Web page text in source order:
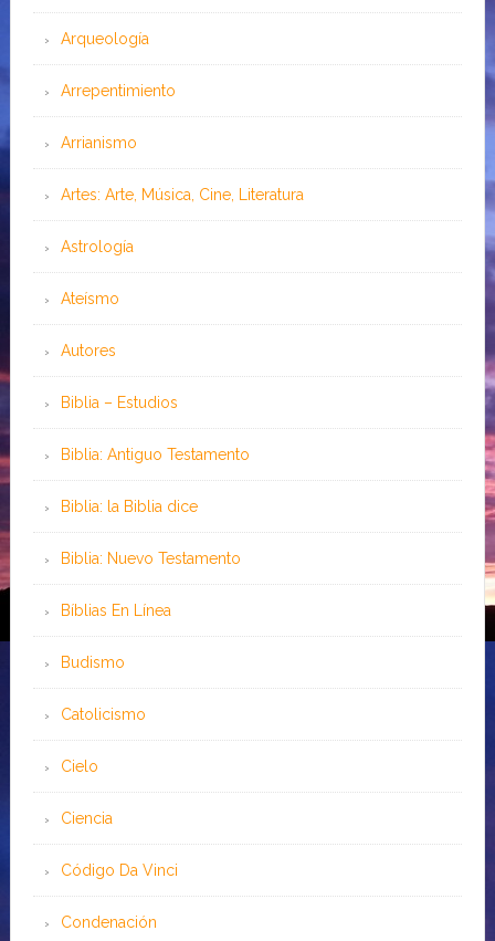
Arqueología
Arrepentimiento
Arrianismo
Artes: Arte, Música, Cine, Literatura
Astrología
Ateísmo
Autores
Biblia – Estudios
Biblia: Antiguo Testamento
Biblia: la Biblia dice
Biblia: Nuevo Testamento
Bíblias En Línea
Budismo
Catolicismo
Cielo
Ciencia
Código Da Vinci
Condenación